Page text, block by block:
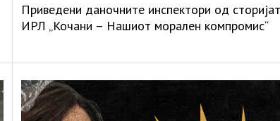
Приведени даночните инспектори од
ИРЛ „Кочани – Нашиот морален компромис“